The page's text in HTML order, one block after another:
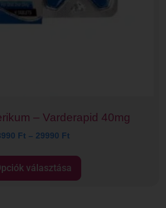
– Varderapid 40mg
Ft – 29990 Ft
választása